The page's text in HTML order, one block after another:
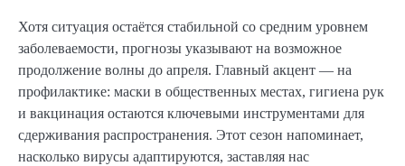
Хотя ситуация остаётся стабильной со средним уровнем
заболеваемости, прогнозы указывают на возможное
продолжение волны до апреля. Главный акцент — на
профилактике: маски в общественных местах, гигиена рук
и вакцинация остаются ключевыми инструментами для
сдерживания распространения. Этот сезон напоминает,
насколько вирусы адаптируются, заставляя нас